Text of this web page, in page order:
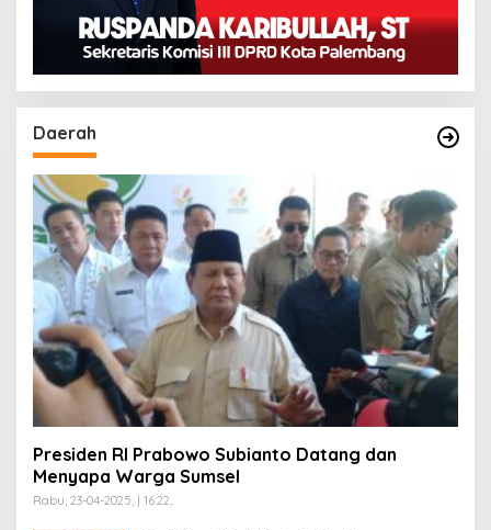
Daerah
Presiden RI Prabowo Subianto Datang dan
Menyapa Warga Sumsel
Rabu, 23-04-2025, | 16:22,